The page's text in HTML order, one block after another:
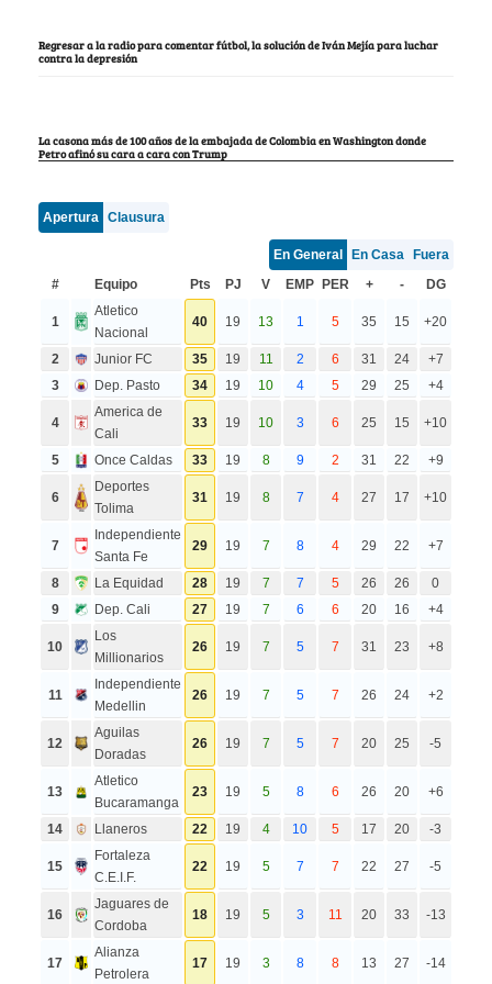
Regresar a la radio para comentar fútbol, la solución de Iván Mejía para luchar
contra la depresión
La casona más de 100 años de la embajada de Colombia en Washington donde
Petro afinó su cara a cara con Trump
Apertura Clausura
En General En Casa
Fuera
#
Equipo Pts PJ V EMP PER + - DG
1
Atletico
Nacional
40 19 13 1 5 35 15 +20
2 Junior FC 35 19 11 2 6 31 24
+7
3
Dep. Pasto 34 19 10 4 5 29 25 +4
4
America de
Cali
33 19 10 3 6 25 15 +10
5 Once Caldas 33 19 8 9 2 31 22 +9
6
Deportes
Tolima
31 19 8 7 4 27 17 +10
7
Independiente
Santa Fe
29 19 7 8 4 29 22 +7
8 La Equidad 28 19 7 7 5 26 26
0
9
Dep. Cali 27 19 7 6 6 20 16 +4
10
Los
Millionarios
26 19 7 5 7 31 23 +8
11
Independiente
Medellin
26 19 7 5 7 26 24 +2
12
Aguilas
Doradas
26 19 7 5 7 20 25 -5
13
Atletico
Bucaramanga
23 19 5 8 6 26 20 +6
14 Llaneros 22 19 4 10 5 17 20 -3
15
Fortaleza
C.E.I.F.
22 19 5 7 7 22 27 -5
16
Jaguares de
Cordoba
18 19 5 3 11 20 33 -13
17
Alianza
Petrolera
17 19 3 8 8 13 27 -14